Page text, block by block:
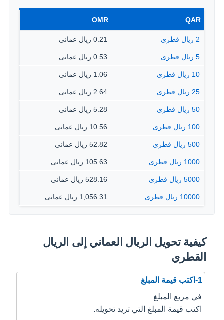
QAR
OMR
2 ريال قطرى 0.21 ريال عمانى
5 ريال قطرى 0.53 ريال عمانى
10 ريال قطرى 1.06 ريال عمانى
25 ريال قطرى 2.64 ريال عمانى
50 ريال قطرى 5.28 ريال عمانى
100 ريال قطرى 10.56 ريال عمانى
500 ريال قطرى 52.82 ريال عمانى
1000 ريال قطرى 105.63 ريال عمانى
5000 ريال قطرى 528.16 ريال عمانى
10000 ريال قطرى 1,056.31 ريال عمانى
كيفية تحويل الريال العماني إلى الريال
القطري
1-اكتب قيمة المبلغ
في مربع المبلغ
اكتب قيمة المبلغ التي تريد تحويله.